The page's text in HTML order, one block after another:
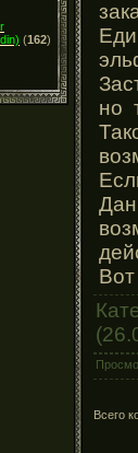
(162)
но
Всего